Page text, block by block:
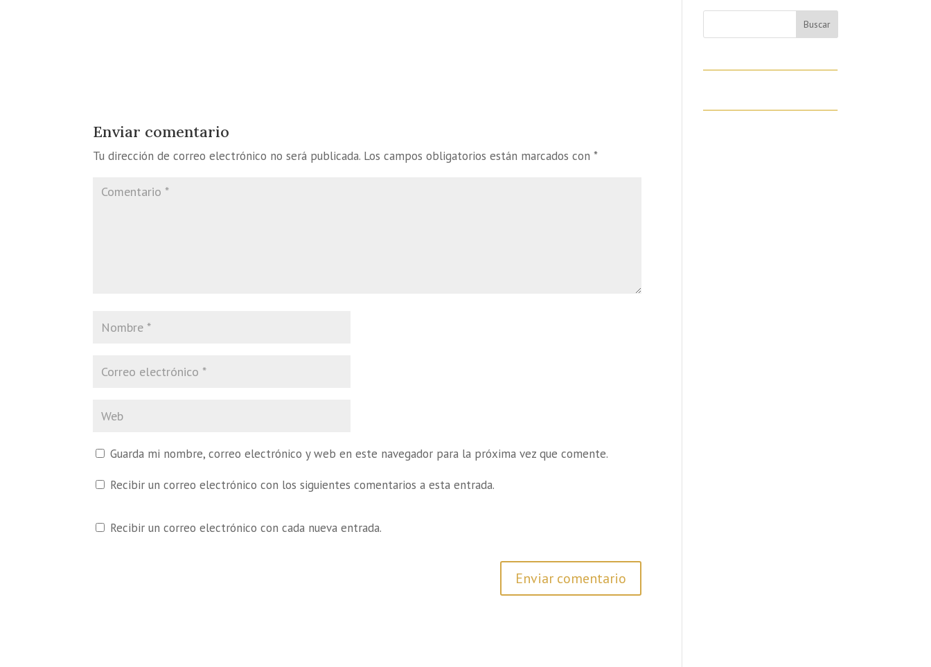
Enviar comentario
Tu dirección de correo electrónico no será publicada. Los campos obligatorios están marcados con*
Guarda mi nombre, correo electrónico y web en este navegador para la próxima vez que comente.
Recibir un correo electrónico con los siguientes comentarios a esta entrada.
Recibir un correo electrónico con cada nueva entrada.